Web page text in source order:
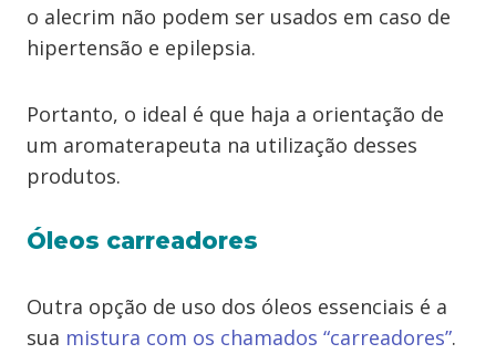
o alecrim não podem ser usados em caso de
hipertensão e epilepsia.
Portanto, o ideal é que haja a orientação de
um aromaterapeuta na utilização desses
produtos.
Óleos carreadores
Outra opção de uso dos óleos essenciais é a
sua mistura com os chamados “carreadores”.